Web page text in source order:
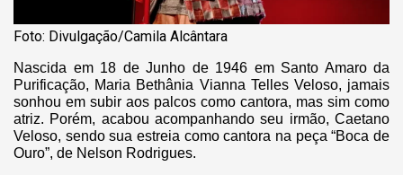
Foto: Divulgação/Camila Alcântara
Nascida em 18 de Junho de 1946 em Santo Amaro da
Purificação, Maria Bethânia Vianna Telles Veloso, jamais
sonhou em subir aos palcos como cantora, mas sim como
atriz. Porém, acabou acompanhando seu irmão, Caetano
Veloso, sendo sua estreia como cantora na peça “Boca de
Ouro”, de Nelson Rodrigues.